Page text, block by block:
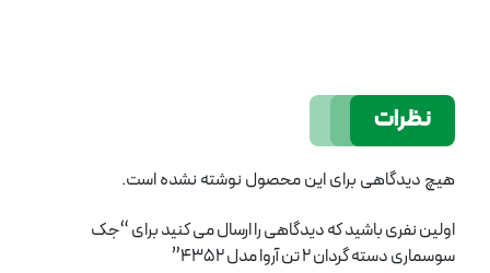
نظرات
هیچ دیدگاهی برای این محصول نوشته نشده است.
اولین نفری باشید که دیدگاهی را ارسال می کنید برای “جک
سوسماری دسته گردان 2 تن آروا مدل 4352”